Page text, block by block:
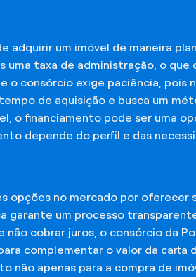
adquirir um imóvel de maneira
uma taxa de administração, o que
consórcio exige paciência, pois
de aquisição e busca um
o financiamento pode ser uma
depende do perfil e das
opções no mercado por oferecer
garante um processo
cobrar juros, o consórcio da
complementar o valor da carta
apenas para a compra de